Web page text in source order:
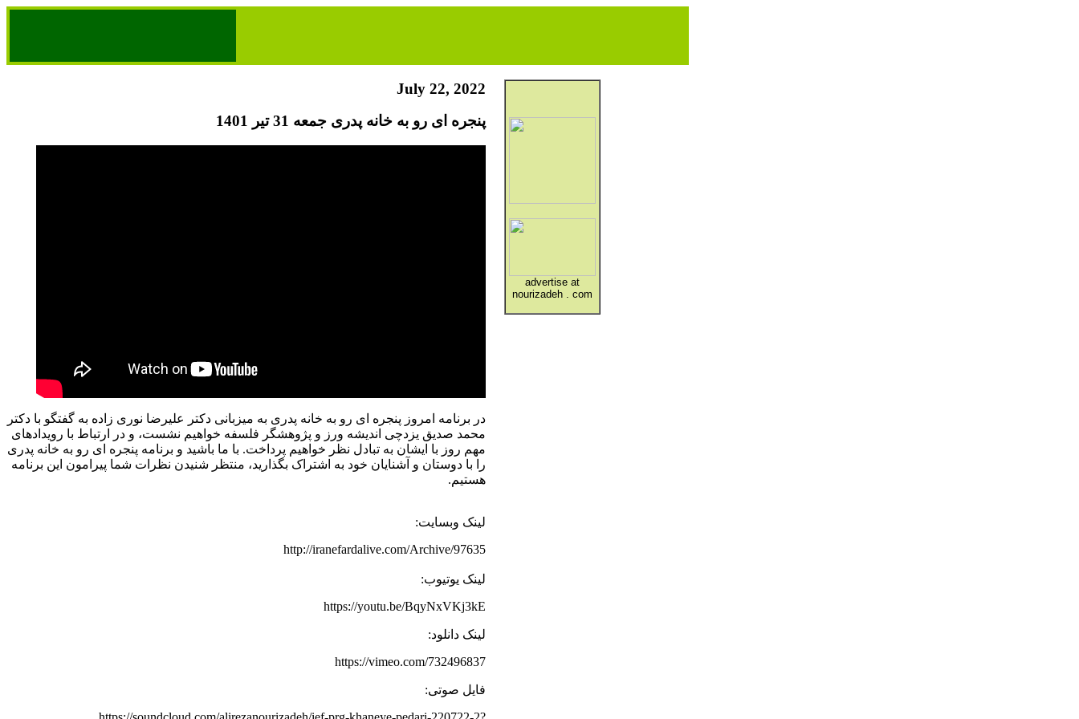
July 22, 2022
پنجره ای رو به خانه پدری جمعه 31 تیر 1401
در برنامه امروز پنجره ای رو به خانه پدری به میزبانی دکتر علیرضا نوری زاده به گفتگو با دکتر
محمد صدیق یزدچی اندیشه ورز و پژوهشگر فلسفه خواهیم نشست، و در ارتباط با رویدادهای
مهم روز با ایشان به تبادل نظر خواهیم پرداخت. با ما باشید و برنامه پنجره ای رو به خانه پدری
را با دوستان و آشنایان خود به اشتراک بگذارید، منتظر شنیدن نظرات شما پیرامون این برنامه
هستیم.
لینک وبسایت:
http://iranefardalive.com/Archive/97635
لینک یوتیوب:
https://youtu.be/BqyNxVKj3kE
لینک دانلود:
https://vimeo.com/732496837
فایل صوتی:
advertise at
nourizadeh . com